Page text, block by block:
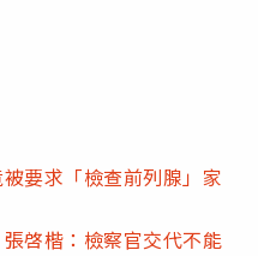
要求「檢查前列腺」家
啓楷：檢察官交代不能